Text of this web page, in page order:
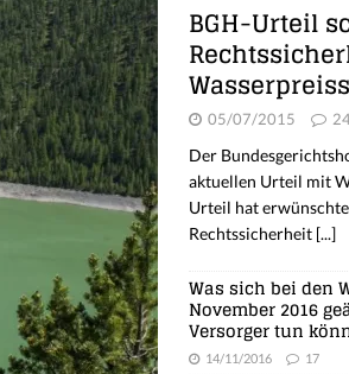
BGH-Urteil
05/07/2015 24
Der
aktuellen Urteil mit
Urteil hat
Rechtssicherheit [...]
Was sich bei den
November 2016
Versorger tun
14/11/2016 17